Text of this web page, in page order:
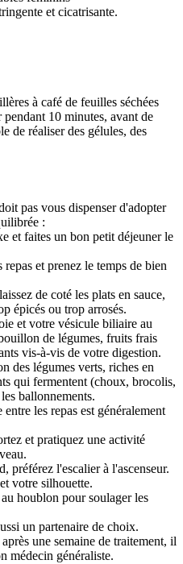
et cicatrisante.
à café de feuilles séchées
10 minutes, avant de
de réaliser des gélules, des
pas vous dispenser d'adopter
:
et faites un bon petit déjeuner le
et prenez le temps de bien
de coté les plats en sauce,
épicés ou trop arrosés.
et votre vésicule biliaire au
de légumes, fruits frais
vis-à-vis de votre digestion.
des légumes verts, riches en
qui fermentent (choux, brocolis,
ballonnements.
les repas est généralement
et pratiquez une activité
préférez l'escalier à l'ascenseur.
votre silhouette.
houblon pour soulager les
un partenaire de choix.
une semaine de traitement, il
médecin généraliste.